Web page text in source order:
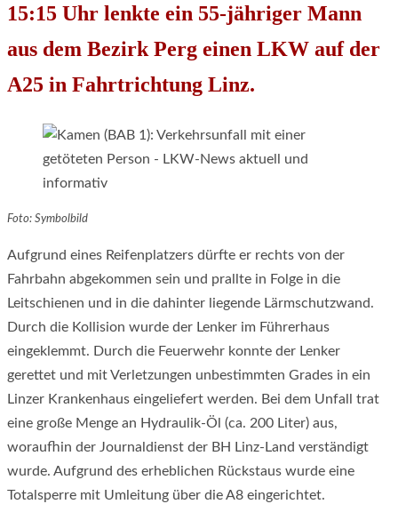
15:15 Uhr lenkte ein 55-jähriger Mann
aus dem Bezirk Perg einen LKW auf der
A25 in Fahrtrichtung Linz.
Foto: Symbolbild
Aufgrund eines Reifenplatzers dürfte er rechts von der
Fahrbahn abgekommen sein und prallte in Folge in die
Leitschienen und in die dahinter liegende Lärmschutzwand.
Durch die Kollision wurde der Lenker im Führerhaus
eingeklemmt. Durch die Feuerwehr konnte der Lenker
gerettet und mit Verletzungen unbestimmten Grades in ein
Linzer Krankenhaus eingeliefert werden. Bei dem Unfall trat
eine große Menge an Hydraulik-Öl (ca. 200 Liter) aus,
woraufhin der Journaldienst der BH Linz-Land verständigt
wurde. Aufgrund des erheblichen Rückstaus wurde eine
Totalsperre mit Umleitung über die A8 eingerichtet.